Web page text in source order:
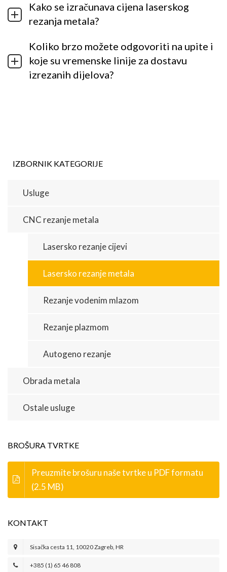
Kako se izračunava cijena laserskog
rezanja metala?
Koliko brzo možete odgovoriti na upite i
koje su vremenske linije za dostavu
izrezanih dijelova?
IZBORNIK KATEGORIJE
Usluge
CNC rezanje metala
Lasersko rezanje cijevi
Lasersko rezanje metala
Rezanje vodenim mlazom
Rezanje plazmom
Autogeno rezanje
Obrada metala
Ostale usluge
BROŠURA TVRTKE
Preuzmite brošuru naše tvrtke u PDF formatu
(2.5 MB)
KONTAKT
Sisačka cesta 11, 10020 Zagreb, HR
+385 (1) 65 46 808